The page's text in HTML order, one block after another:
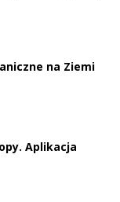
na Ziemi
Aplikacja